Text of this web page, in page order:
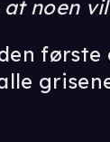
at noen